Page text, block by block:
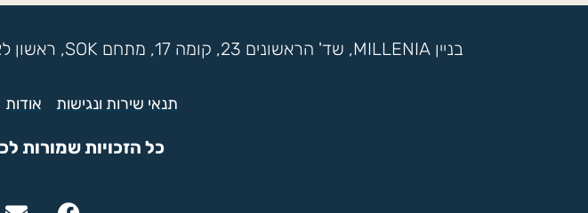
בניין MILLENIA, שד' הראשונים 23, קומה 17, מתחם SOK, ראשון לציון, ת.ד 7722 בני ברק | טלפון:
תנאי שירות ונגישות אודות
כל הזכויות שמורות